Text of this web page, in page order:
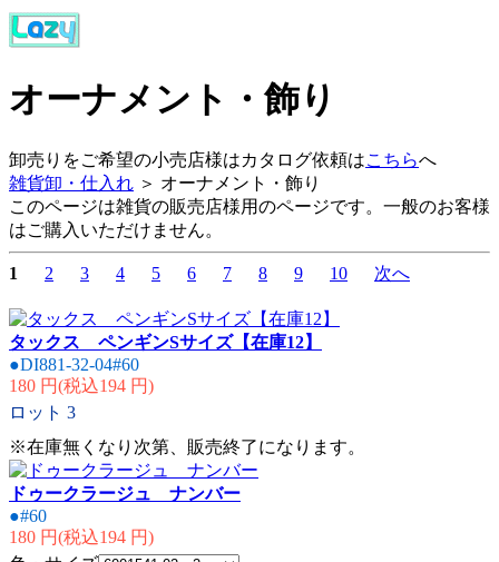
オーナメント・飾り
卸売りをご希望の小売店様はカタログ依頼はこちらへ
雑貨卸・仕入れ ＞ オーナメント・飾り
このページは雑貨の販売店様用のページです。一般のお客様
はご購入いただけません。
1 2 3 4 5 6 7 8 9 10 次へ
タックス ペンギンSサイズ【在庫12】
●DI881-32-04#60
180 円(税込194 円)
ロット 3
※在庫無くなり次第、販売終了になります。
ドゥークラージュ ナンバー
●#60
180 円(税込194 円)